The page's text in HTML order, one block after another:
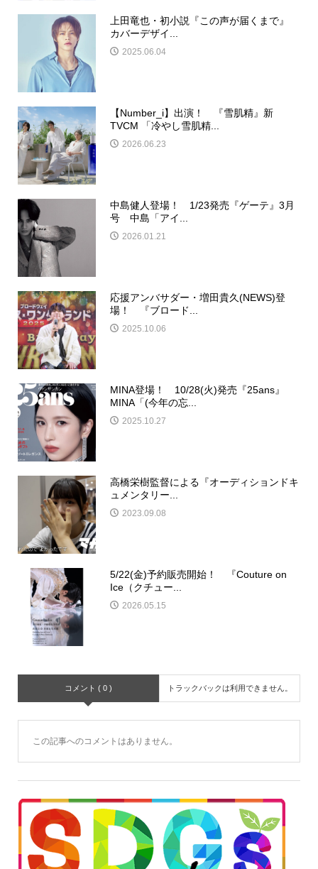
上田竜也・初小説『この声が届くまで』
カバーデザイ...
2025.06.04
【Number_i】出演！ 『雪肌精』新
TVCM 「冷やし雪肌精...
2026.06.23
中島健人登場！ 1/23発売『ゲーテ』3月
号 中島「アイ...
2026.01.21
応援アンバサダー・増田貴久(NEWS)登
場！ 『ブロード...
2025.10.06
MINA登場！ 10/28(火)発売『25ans』
MINA「(今年の忘...
2025.10.27
高橋栄樹監督による『オーディションドキ
ュメンタリー...
2023.09.08
5/22(金)予約販売開始！ 『Couture on
Ice（クチュー...
2026.05.15
コメント ( 0 ) トラックバックは利用できません。
この記事へのコメントはありません。